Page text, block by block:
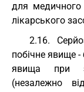
для медичного
лікарського
2.16.
побічне явище -
явища при
(незалежно